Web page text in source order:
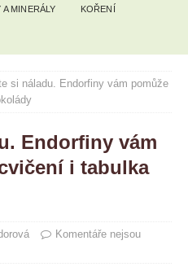
A MINERÁLY KOŘENÍ
si náladu. Endorfiny vám pomůže
Endorfiny vám
i tabulka
Komentáře nejsou